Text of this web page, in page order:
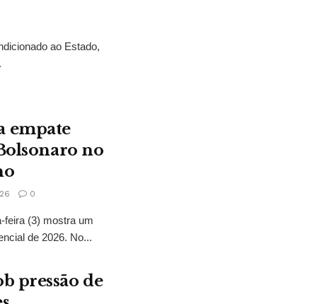
ao Estado,
empate
no
0
feira (3) mostra um
de 2026. No...
pressão de